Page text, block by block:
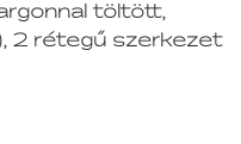
töltött,
2 rétegű szerkezet